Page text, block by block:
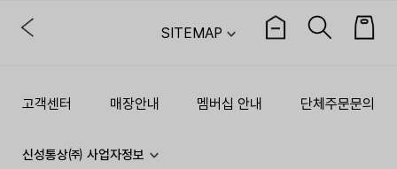
SITEMAP
고객센터 매장안내 멤버십 안내 단체주문문의
신성통상㈜ 사업자정보